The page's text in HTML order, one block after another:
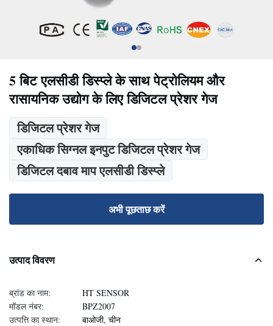
5 बिट एलसीडी डिस्प्ले के साथ पेट्रोलियम और
रासायनिक उद्योग के लिए डिजिटल प्रेशर गेज
डिजिटल प्रेशर गेज
एकाधिक सिग्नल इनपुट डिजिटल प्रेशर गेज
डिजिटल दबाव माप एलसीडी डिस्प्ले
अभी पूछताछ करें
उत्पाद विवरण
ब्रांड का नाम:
HT SENSOR
मॉडल नंबर:
BPZ2007
उत्पत्ति का स्थान:
बाओजी, चीन